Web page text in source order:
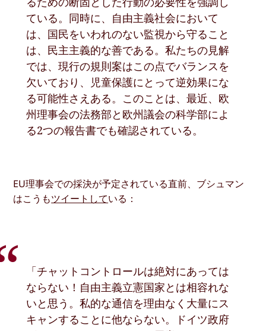
ている。同時に、自由主義社会において
は、国民をいわれのない監視から守ること
は、民主主義的な善である。私たちの見解
では、現行の規則案はこの点でバランスを
欠いており、児童保護にとって逆効果にな
る可能性さえある。このことは、最近、欧
州理事会の法務部と欧州議会の科学部によ
る2つの報告書でも確認されている。
EU理事会での採決が予定されている直前、ブシュマン
はこうもツイートしている：
「チャットコントロールは絶対にあっては
ならない！自由主義立憲国家とは相容れな
いと思う。私的な通信を理由なく大量にス
キャンすることに他ならない。ドイツ政府